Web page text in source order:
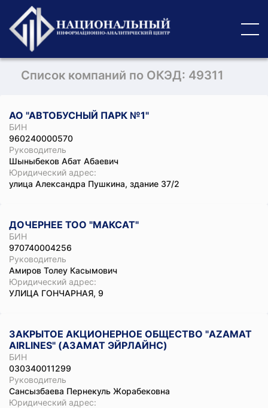
Список компаний по ОКЭД: 49311
АО "АВТОБУСНЫЙ ПАРК №1"
БИН
960240000570
Руководитель
Шыныбеков Абат Абаевич
Юридический адрес:
улица Александра Пушкина, здание 37/2
ДОЧЕРНЕЕ ТОО "МАКСАТ"
БИН
970740004256
Руководитель
Амиров Толеу Касымович
Юридический адрес:
УЛИЦА ГОНЧАРНАЯ, 9
ЗАКРЫТОЕ АКЦИОНЕРНОЕ ОБЩЕСТВО "AZAMAT
AIRLINES" (АЗАМАТ ЭЙРЛАЙНС)
БИН
030340011299
Руководитель
Сансызбаева Пернекуль Жорабековна
Юридический адрес: